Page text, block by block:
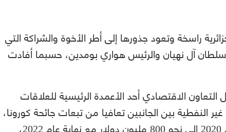
راسخة وتعود جذورها إلى أطر الأخوة والشراكة التي
آل نهيان والرئيس هواري بومدين، حسبما أفادت
التعاون الاقتصادي أحد الأعمدة الرئيسية للعلاقات
النفطية بين الجانبين تعافيا من تبعات جائحة كورونا،
حيث زادت من 701 مليون دولار عام 2020 إلى نحو 800 مليون دولار مع نهاية عام 2022،